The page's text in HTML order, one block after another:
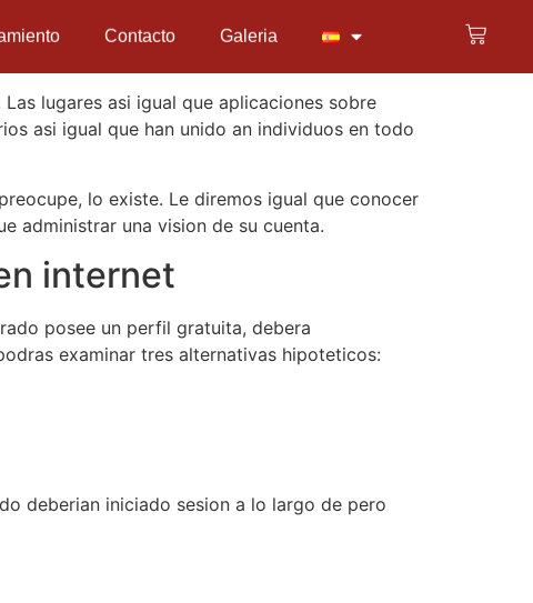
Contacto Galeria
lugares asi igual que aplicaciones sobre
asi igual que han unido an individuos en todo
lo existe. Le diremos igual que conocer
administrar una vision de su cuenta.
internet
posee un perfil gratuita, debera
examinar tres alternativas hipoteticos:
deberian iniciado sesion a lo largo de pero